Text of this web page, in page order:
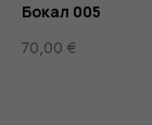
Бокал 005
70,00 €